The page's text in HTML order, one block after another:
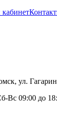
ул.
Вс 09:00 до